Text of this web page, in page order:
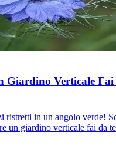
Giardino Verticale Fai
ristretti in un angolo verde!
un giardino verticale fai da